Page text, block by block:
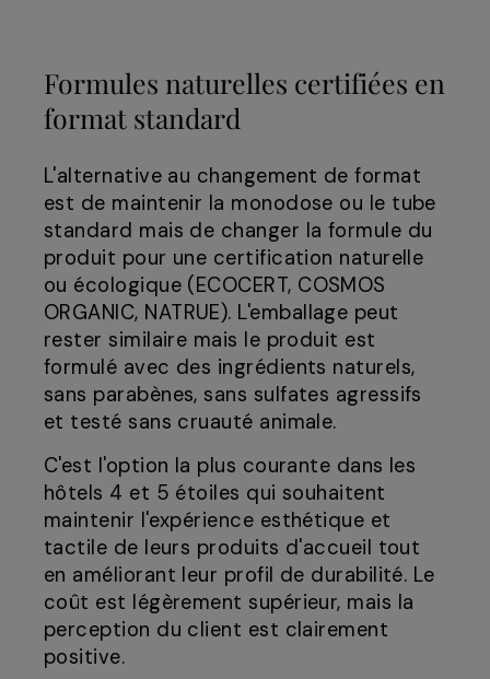
Formules naturelles certifiées en
format standard
L'alternative au changement de format
est de maintenir la monodose ou le tube
standard mais de changer la formule du
produit pour une certification naturelle
ou écologique (ECOCERT, COSMOS
ORGANIC, NATRUE). L'emballage peut
rester similaire mais le produit est
formulé avec des ingrédients naturels,
sans parabènes, sans sulfates agressifs
et testé sans cruauté animale.
C'est l'option la plus courante dans les
hôtels 4 et 5 étoiles qui souhaitent
maintenir l'expérience esthétique et
tactile de leurs produits d'accueil tout
en améliorant leur profil de durabilité. Le
coût est légèrement supérieur, mais la
perception du client est clairement
positive.